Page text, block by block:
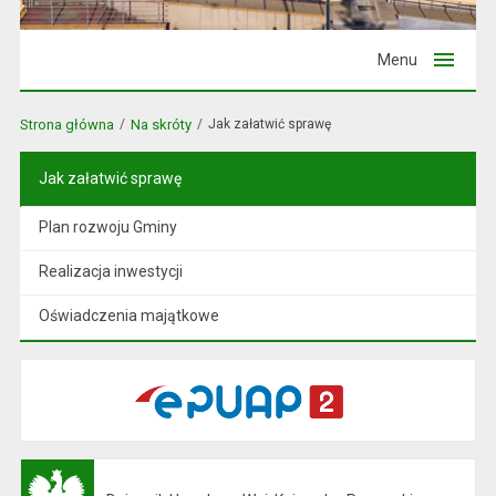
Menu
Strona główna Na skróty Jak załatwić sprawę
Jak załatwić sprawę
Plan rozwoju Gminy
Realizacja inwestycji
Oświadczenia majątkowe